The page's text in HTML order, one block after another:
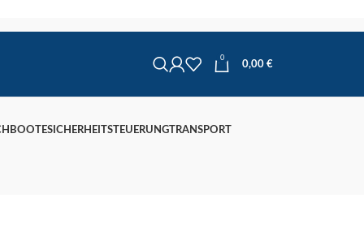
0
0,00 €
SICHERHEITSTEUERUNGTRANSPORT